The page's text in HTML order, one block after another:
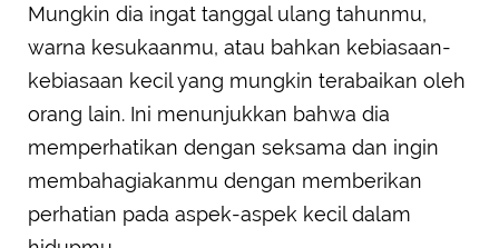
Mungkin dia ingat tanggal ulang tahunmu,
warna kesukaanmu, atau bahkan kebiasaan-
kebiasaan kecil yang mungkin terabaikan oleh
orang lain. Ini menunjukkan bahwa dia
memperhatikan dengan seksama dan ingin
membahagiakanmu dengan memberikan
perhatian pada aspek-aspek kecil dalam